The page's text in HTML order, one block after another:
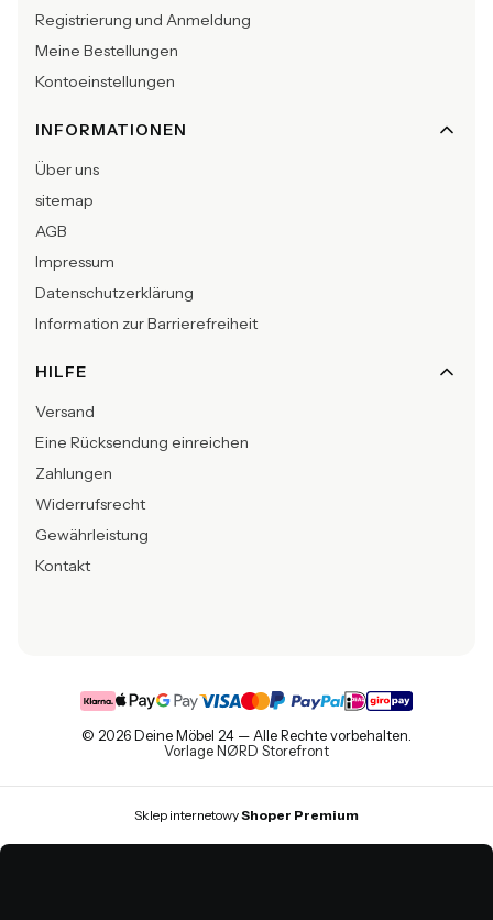
Registrierung und Anmeldung
Meine Bestellungen
Kontoeinstellungen
INFORMATIONEN
Über uns
sitemap
AGB
Impressum
Datenschutzerklärung
Information zur Barrierefreiheit
HILFE
Versand
Eine Rücksendung einreichen
Zahlungen
Widerrufsrecht
Gewährleistung
Kontakt
© 2026 Deine Möbel 24 — Alle Rechte vorbehalten.
Vorlage NØRD Storefront
Sklep internetowyShoper Premium